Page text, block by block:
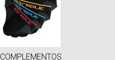
COMPLEMENTOS